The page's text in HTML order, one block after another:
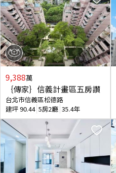
9,388萬
｛傳家｝信義計畫區五房讚
台北市信義區松德路
建坪90.44 5房2廳 35.4年